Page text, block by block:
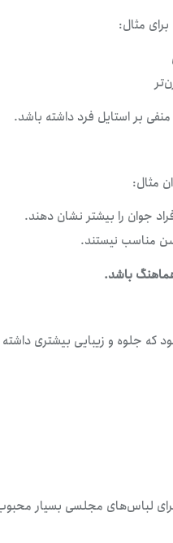
مثال:
بر استایل فرد داشته باشد.
مثال:
جوان را بیشتر نشان دهند.
مناسب نیستند.
باشد.
که جلوه و زیبایی بیشتری داشته
لباس‌های مجلسی بسیار